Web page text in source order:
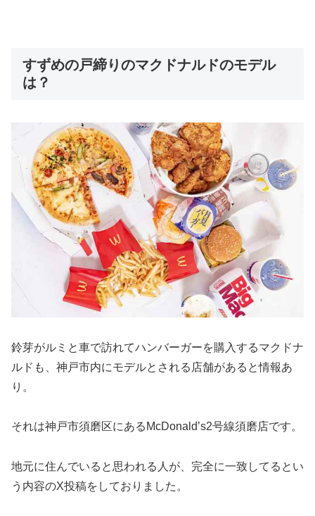
すずめの戸締りのマクドナルドのモデル
は？
鈴芽がルミと車で訪れてハンバーガーを購入するマクドナ
ルドも、神戸市内にモデルとされる店舗があると情報あ
り。
それは神戸市須磨区にあるMcDonald’s2号線須磨店です。
地元に住んでいると思われる人が、完全に一致してるとい
う内容のX投稿をしておりました。